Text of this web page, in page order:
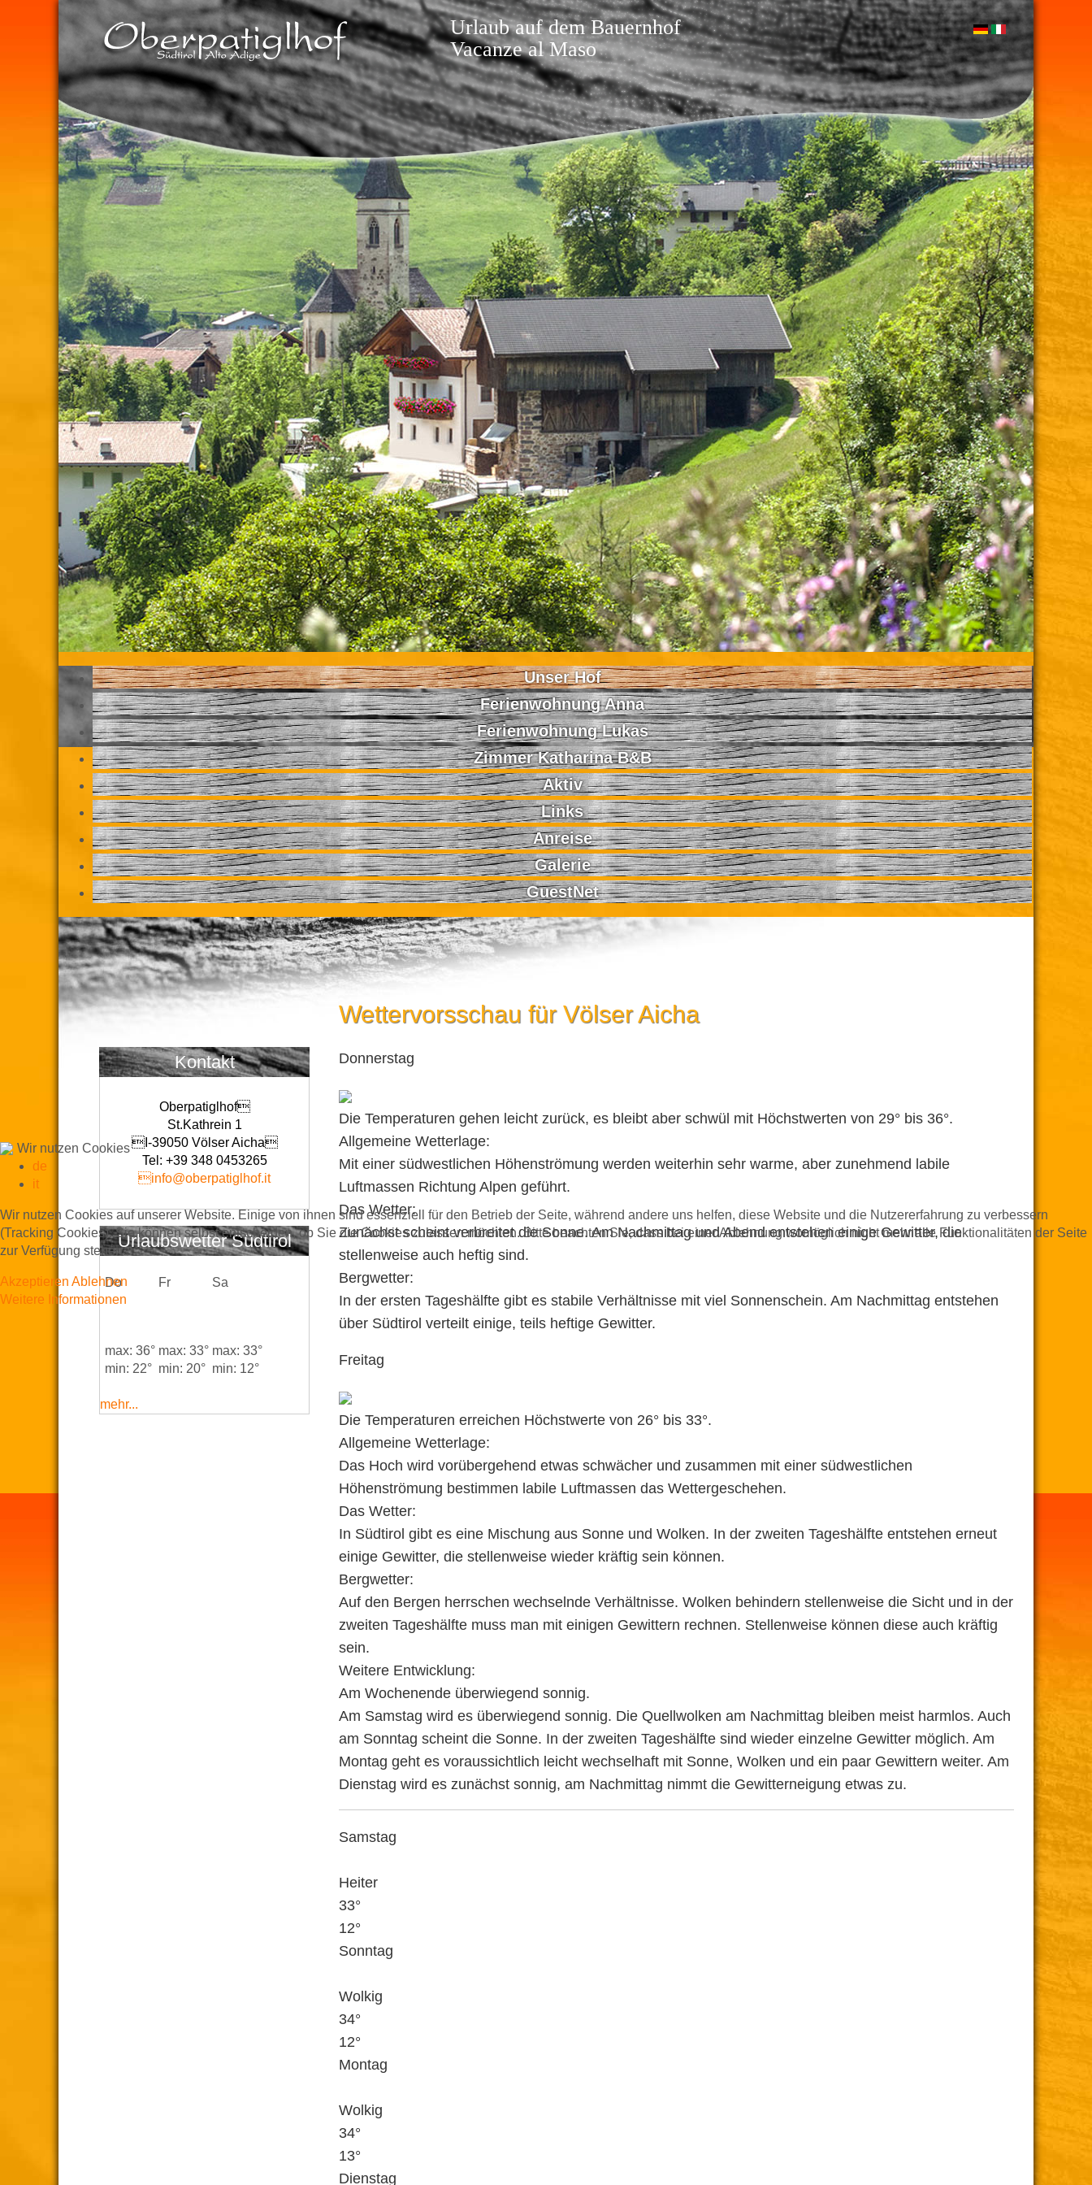
Urlaub auf dem Bauernhof
Vacanze al Maso
Unser Hof
Ferienwohnung Anna
Ferienwohnung Lukas
Zimmer Katharina B&B
Aktiv
Links
Anreise
Galerie
GuestNet
Wettervorsschau für Völser Aicha
Donnerstag
Die Temperaturen gehen leicht zurück, es bleibt aber schwül mit Höchstwerten von 29° bis 36°.
Allgemeine Wetterlage:
Mit einer südwestlichen Höhenströmung werden weiterhin sehr warme, aber zunehmend labile
Luftmassen Richtung Alpen geführt.
Das Wetter:
Zunächst scheint verbreitet die Sonne. Am Nachmittag und Abend entstehen einige Gewitter, die
stellenweise auch heftig sind.
Bergwetter:
In der ersten Tageshälfte gibt es stabile Verhältnisse mit viel Sonnenschein. Am Nachmittag entstehen
über Südtirol verteilt einige, teils heftige Gewitter.
Freitag
Die Temperaturen erreichen Höchstwerte von 26° bis 33°.
Allgemeine Wetterlage:
Das Hoch wird vorübergehend etwas schwächer und zusammen mit einer südwestlichen
Höhenströmung bestimmen labile Luftmassen das Wettergeschehen.
Das Wetter:
In Südtirol gibt es eine Mischung aus Sonne und Wolken. In der zweiten Tageshälfte entstehen erneut
einige Gewitter, die stellenweise wieder kräftig sein können.
Bergwetter:
Auf den Bergen herrschen wechselnde Verhältnisse. Wolken behindern stellenweise die Sicht und in der
zweiten Tageshälfte muss man mit einigen Gewittern rechnen. Stellenweise können diese auch kräftig
sein.
Weitere Entwicklung:
Am Wochenende überwiegend sonnig.
Am Samstag wird es überwiegend sonnig. Die Quellwolken am Nachmittag bleiben meist harmlos. Auch
am Sonntag scheint die Sonne. In der zweiten Tageshälfte sind wieder einzelne Gewitter möglich. Am
Montag geht es voraussichtlich leicht wechselhaft mit Sonne, Wolken und ein paar Gewittern weiter. Am
Dienstag wird es zunächst sonnig, am Nachmittag nimmt die Gewitterneigung etwas zu.
Samstag
Heiter
33°
12°
Sonntag
Wolkig
34°
12°
Montag
Wolkig
34°
13°
Dienstag
Kontakt
Oberpatiglhof
St.Kathrein 1
I-39050 Völser Aicha
Tel: +39 348 0453265
info@oberpatiglhof.it
Urlaubswetter Südtirol
Do Fr Sa
max: 36°
min: 22°
max: 33°
min: 20°
max: 33°
min: 12°
mehr...
Wir nutzen Cookies
de
it
Wir nutzen Cookies auf unserer Website. Einige von ihnen sind essenziell für den Betrieb der Seite, während andere uns helfen, diese Website und die Nutzererfahrung zu verbessern
(Tracking Cookies). Sie können selbst entscheiden, ob Sie die Cookies zulassen möchten. Bitte beachten Sie, dass bei einer Ablehnung womöglich nicht mehr alle Funktionalitäten der Seite
zur Verfügung stehen.
Akzeptieren Ablehnen
Weitere Informationen